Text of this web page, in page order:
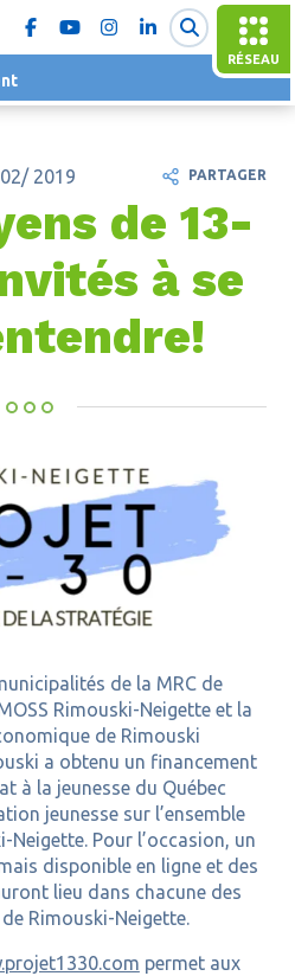
RÉSEAU
2019
de 13-
à se
de la MRC de
Rimouski-Neigette et la
de Rimouski
a obtenu un financement
à la jeunesse du Québec
jeunesse sur l’ensemble
Neigette. Pour l’occasion, un
disponible en ligne et des
lieu dans chacune des
Rimouski-Neigette.
permet aux
PARTAGER